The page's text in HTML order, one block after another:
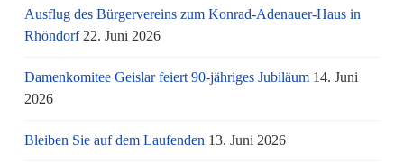
Ausflug des Bürgervereins zum Konrad-Adenauer-Haus in
Rhöndorf 22. Juni 2026
Damenkomitee Geislar feiert 90-jähriges Jubiläum 14. Juni
2026
Bleiben Sie auf dem Laufenden 13. Juni 2026